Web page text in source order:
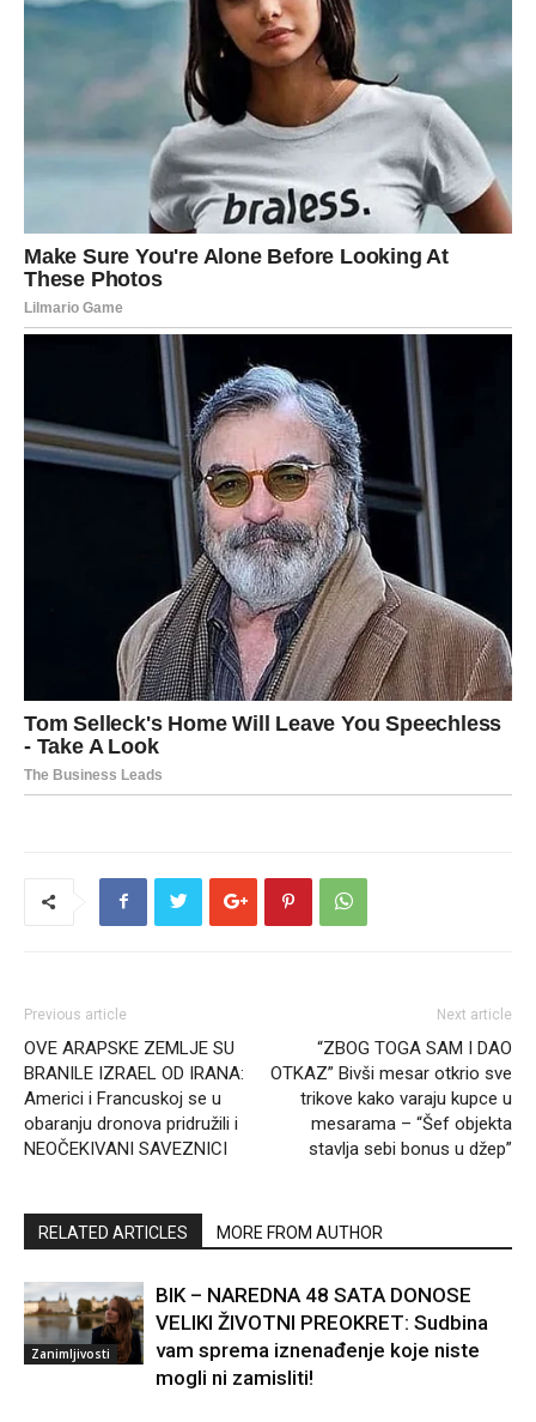
Previous article
OVE ARAPSKE ZEMLJE SU
BRANILE IZRAEL OD IRANA:
Americi i Francuskoj se u
obaranju dronova pridružili i
NEOČEKIVANI SAVEZNICI
Next article
“ZBOG TOGA SAM I DAO
OTKAZ” Bivši mesar otkrio sve
trikove kako varaju kupce u
mesarama – “Šef objekta
stavlja sebi bonus u džep”
RELATED ARTICLES MORE FROM AUTHOR
Zanimljivosti
BIK – NAREDNA 48 SATA DONOSE
VELIKI ŽIVOTNI PREOKRET: Sudbina
vam sprema iznenađenje koje niste
mogli ni zamisliti!